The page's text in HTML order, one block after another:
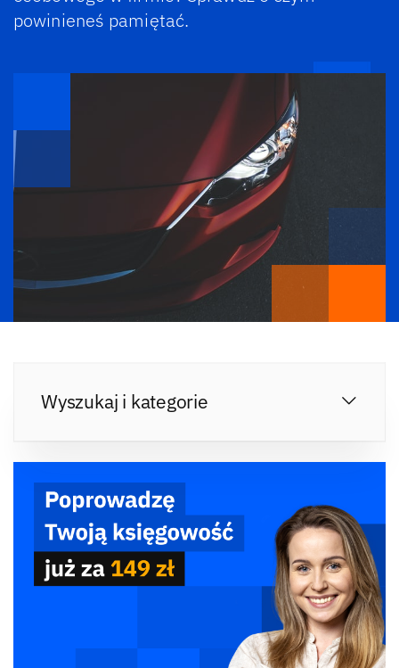
powinieneś pamiętać.
Wyszukaj i kategorie